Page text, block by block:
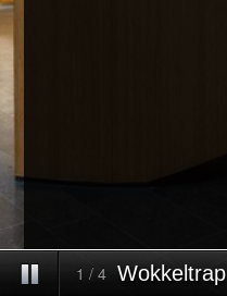
1 / 4 Wokkeltrap